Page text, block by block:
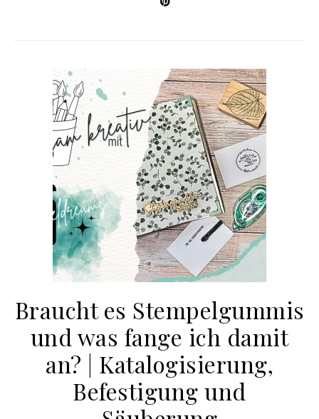
Braucht es Stempelgummis
und was fange ich damit
an? | Katalogisierung,
Befestigung und